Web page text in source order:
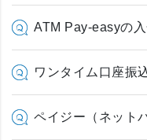
ATM Pay-easyの
ワンタイム口座振
ペイジー（ネット